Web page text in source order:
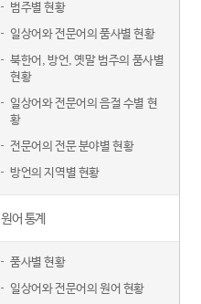
범주별 현황
일상어와 전문어의 품사별 현황
북한어, 방언, 옛말 범주의 품사별
현황
일상어와 전문어의 음절 수별 현
황
전문어의 전문 분야별 현황
방언의 지역별 현황
원어 통계
품사별 현황
일상어와 전문어의 원어 현황